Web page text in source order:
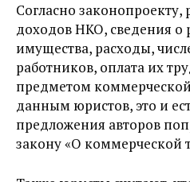
Согласно законопроекту,
доходов НКО, сведения о
имущества, расходы,
работников, оплата их
предметом
данным юристов, это и
предложения авторов
закону «О коммерческой